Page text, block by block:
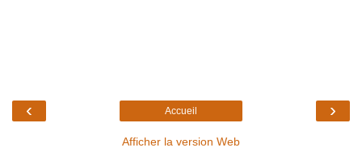
‹ ›
Accueil
Afficher la version Web